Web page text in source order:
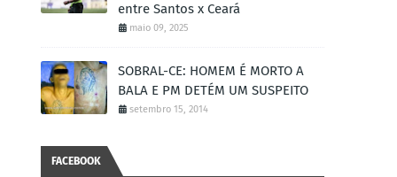
entre Santos x Ceará
maio 09, 2025
SOBRAL-CE: HOMEM É MORTO A
BALA E PM DETÉM UM SUSPEITO
setembro 15, 2014
FACEBOOK